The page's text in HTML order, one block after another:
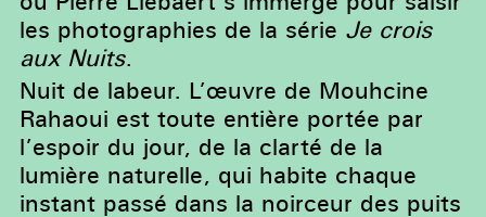
les photographies de la série Je crois
aux Nuits.
Nuit de labeur. L’œuvre de Mouhcine
Rahaoui est toute entière portée par
l’espoir du jour, de la clarté de la
lumière naturelle, qui habite chaque
instant passé dans la noirceur des puits